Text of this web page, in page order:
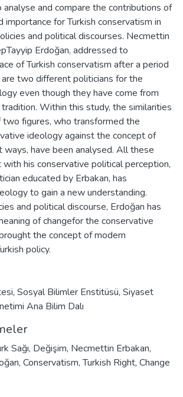
and compare the contributions of
importance for Turkish conservatism in
and political discourses. Necmettin
Erdoğan, addressed to
of Turkish conservatism after a period
two different politicians for the
even though they have come from
Within this study, the similarities
two figures, who transformed the
ideology against the concept of
ways, have been analysed. All these
his conservative political perception,
educated by Erbakan, has
to gain a new understanding.
and political discourse, Erdoğan has
of changefor the conservative
the concept of modern
policy.
Sosyal Bilimler Enstitüsü, Siyaset
Ana Bilim Dalı
Sağı, Değişim, Necmettin Erbakan,
, Conservatism,Turkish Right, Change